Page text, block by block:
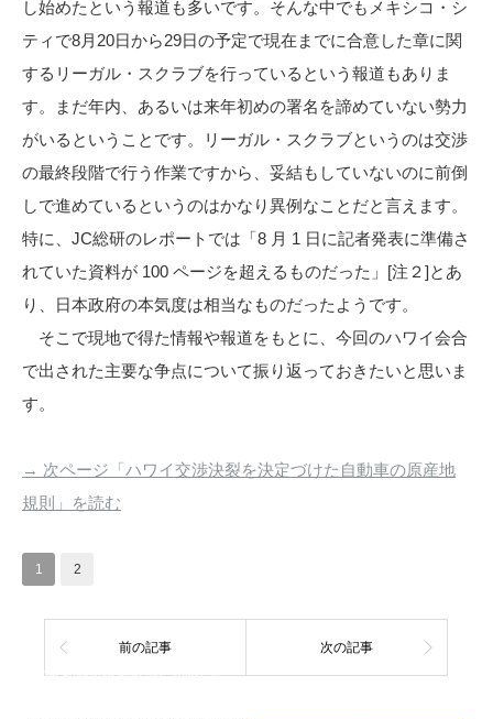
し始めたという報道も多いです。そんな中でもメキシコ・シ
ティで8月20日から29日の予定で現在までに合意した章に関
するリーガル・スクラブを行っているという報道もありま
す。まだ年内、あるいは来年初めの署名を諦めていない勢力
がいるということです。リーガル・スクラブというのは交渉
の最終段階で行う作業ですから、妥結もしていないのに前倒
しで進めているというのはかなり異例なことだと言えます。
特に、JC総研のレポートでは「8 月 1 日に記者発表に準備さ
れていた資料が 100 ページを超えるものだった」[注２]とあ
り、日本政府の本気度は相当なものだったようです。
そこで現地で得た情報や報道をもとに、今回のハワイ会合
で出された主要な争点について振り返っておきたいと思いま
す。
→ 次ページ「ハワイ交渉決裂を決定づけた自動車の原産地
規則」を読む
1 2
前の記事 次の記事